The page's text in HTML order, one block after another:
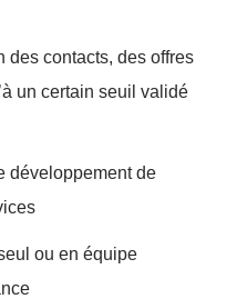
des contacts, des offres
un certain seuil validé
développement de
ou en équipe